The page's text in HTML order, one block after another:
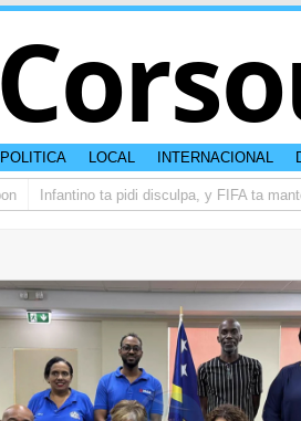
POLITICA LOCAL INTERNACIONAL
Infantino ta pidi disculpa, y FIFA ta